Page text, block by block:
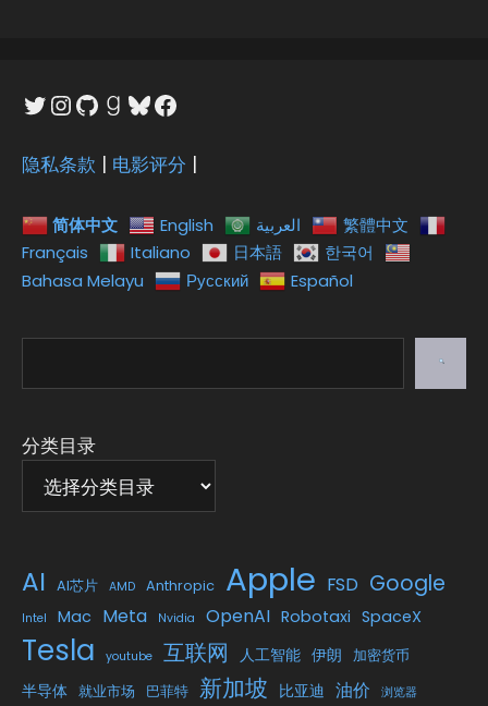
Twitter
Instagram
GitHub
Goodreads
Bluesky
Facebook
隐私条款 | 电影评分 |
简体中文 English العربية
繁體中文
Français
Italiano 日本語
한국어
Bahasa Melayu
Русский Español
分类目录
AI AI芯片 AMD Anthropic Apple FSD Google
Intel Mac Meta Nvidia OpenAI Robotaxi SpaceX
Tesla youtube 互联网 人工智能 伊朗 加密货币
半导体 就业市场 巴菲特 新加坡 比亚迪 油价 浏览器